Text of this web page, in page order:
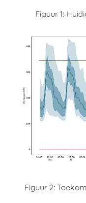
Figuur 1:
Figuur 2: